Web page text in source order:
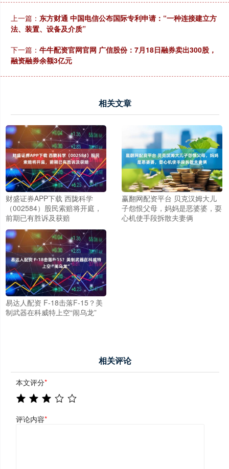
上一篇： 东方财通 中国电信公布国际专利申请：“一种连接建立方
法、装置、设备及介质”
下一篇： 牛牛配资官网官网 广信股份：7月18日融券卖出300股，
融资融券余额3亿元
相关文章
财盛证券APP下载 西陇科学
（002584）股民索赔将开庭，
前期已有胜诉及获赔
赢翻网配资平台 贝克汉姆大儿
子怨恨父母，妈妈是恶婆婆，耍
心机使手段拆散夫妻俩
易达人配资 F-18击落F-15？美
制武器在科威特上空“闹乌龙”
相关评论
本文评分*
评论内容*